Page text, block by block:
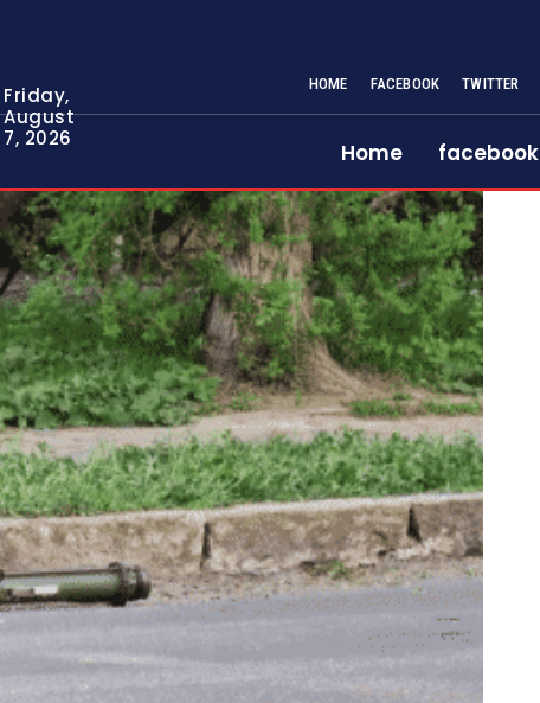
Friday,
August
7, 2026
HOME FACEBOOK TWITTER
Home facebook